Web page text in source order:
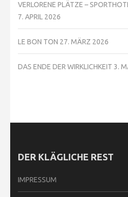
VERLORENE PLÄTZE –
7. APRIL 2026
LE BON TON 27. MÄRZ 2026
DAS ENDE DER WIRKLICHKEIT 3.
DER KLÄGLICHE REST
IMPRESSUM